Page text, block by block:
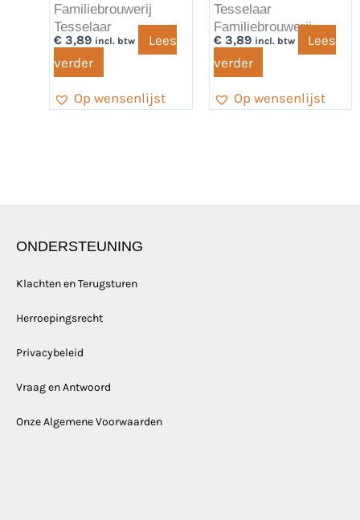
Familiebrouwerij
Tesselaar
€ 3,89 incl. btw
Lees
verder
Op wensenlijst
Tesselaar
Familiebrouwerij
€3,89 incl. btw
Lees
verder
Op wensenlijst
ONDERSTEUNING
Klachten en Terugsturen
Herroepingsrecht
Privacybeleid
Vraag en Antwoord
Onze Algemene Voorwaarden